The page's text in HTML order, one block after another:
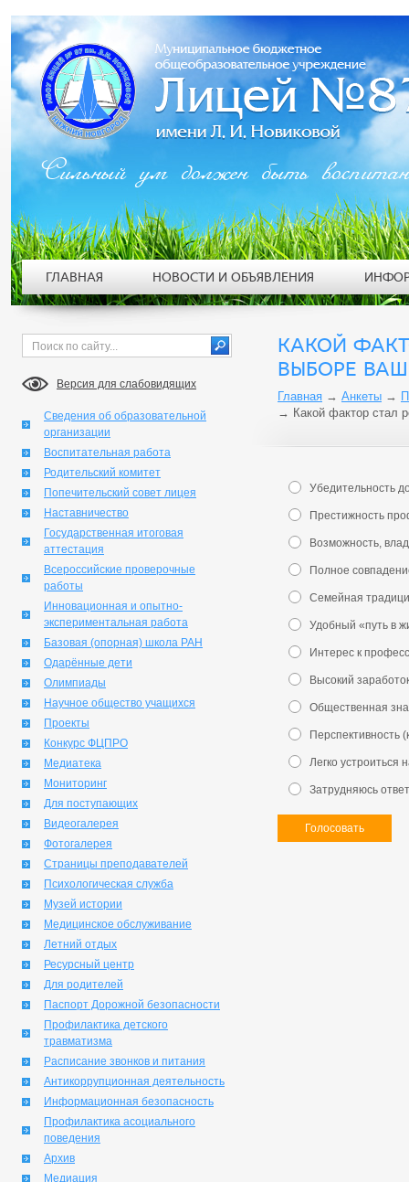
Версия для слабовидящих
Сведения об образовательной
организации
Воспитательная работа
Родительский комитет
Попечительский совет лицея
Наставничество
Государственная итоговая
аттестация
Всероссийские проверочные
работы
Инновационная и опытно-
экспериментальная работа
Базовая (опорная) школа РАН
Одарённые дети
Олимпиады
Научное общество учащихся
Проекты
Конкурс ФЦПРО
Медиатека
Мониторинг
Для поступающих
Видеогалерея
Фотогалерея
Страницы преподавателей
Психологическая служба
Музей истории
Медицинское обслуживание
Летний отдых
Ресурсный центр
Для родителей
Паспорт Дорожной безопасности
Профилактика детского
травматизма
Расписание звонков и питания
Антикоррупционная деятельность
Информационная безопасность
Профилактика асоциального
поведения
Архив
Медиация
КАКОЙ
ВЫБОРЕ
Главная → Анкеты →
→ Какой фактор стал
Убедительность
Престижность
Возможность,
Полное
Семейная
Удобный «путь в
Интерес к
Высокий
Общественная
Перспективность
Легко устроиться
Затрудняюсь
Голосовать
Сильный ум должен быть
ГЛАВНАЯ НОВОСТИ И ОБЪЯВЛЕНИЯ